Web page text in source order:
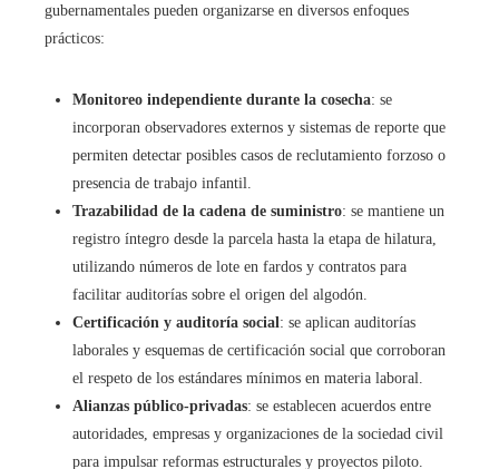
gubernamentales pueden organizarse en diversos enfoques
prácticos:
Monitoreo independiente durante la cosecha: se
incorporan observadores externos y sistemas de reporte que
permiten detectar posibles casos de reclutamiento forzoso o
presencia de trabajo infantil.
Trazabilidad de la cadena de suministro: se mantiene un
registro íntegro desde la parcela hasta la etapa de hilatura,
utilizando números de lote en fardos y contratos para
facilitar auditorías sobre el origen del algodón.
Certificación y auditoría social : se aplican auditorías
laborales y esquemas de certificación social que corroboran
el respeto de los estándares mínimos en materia laboral.
Alianzas público-privadas: se establecen acuerdos entre
autoridades, empresas y organizaciones de la sociedad civil
para impulsar reformas estructurales y proyectos piloto.